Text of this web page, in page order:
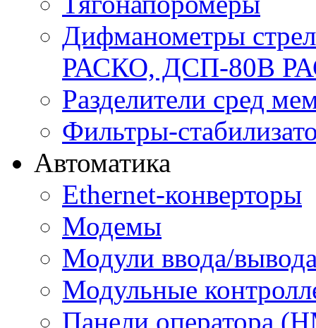
Дифманометры
РАСКО, ДСП-80В
Разделители сред
Фильтры-
Автоматика
Ethernet-конверторы
Модемы
Модули ввода/
Модульные
Панели оператора